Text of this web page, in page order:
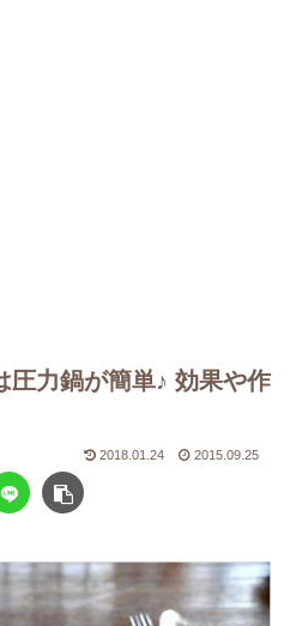
圧力鍋が簡単♪ 効果や作
2018.01.24 2015.09.25